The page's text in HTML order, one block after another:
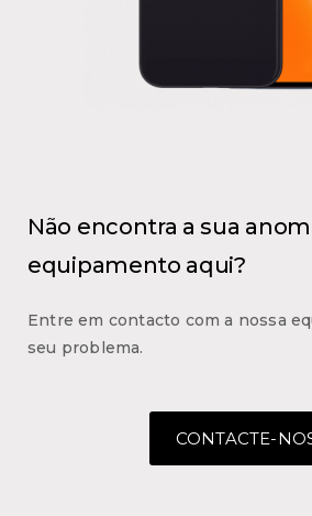
Não encontra a sua
equipamento aqui?
Entre em contacto com a nossa
seu problema.
CONTACTE-